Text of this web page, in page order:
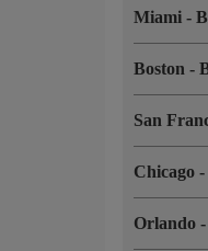
Miami -
Boston -
San
Chicago -
Orlando -